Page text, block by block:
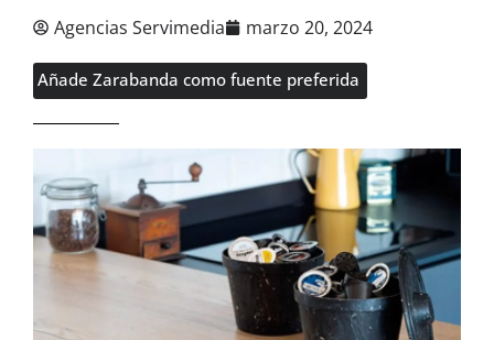
Agencias Servimedia marzo 20, 2024
Añade Zarabanda como fuente preferida